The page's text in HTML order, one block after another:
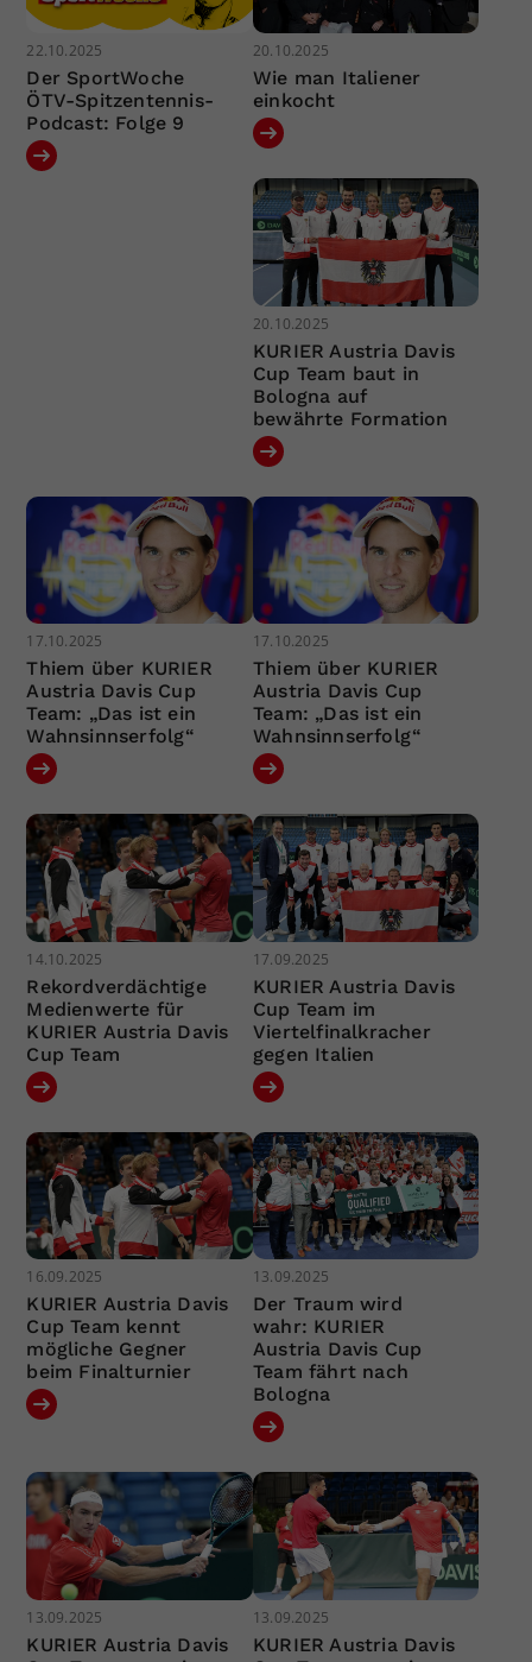
22.10.2025
Der SportWoche
ÖTV-Spitzentennis-
Podcast: Folge 9
20.10.2025
Wie man Italiener
einkocht
20.10.2025
KURIER Austria Davis
Cup Team baut in
Bologna auf
bewährte Formation
17.10.2025
Thiem über KURIER
Austria Davis Cup
Team: „Das ist ein
Wahnsinnserfolg“
17.10.2025
Thiem über KURIER
Austria Davis Cup
Team: „Das ist ein
Wahnsinnserfolg“
14.10.2025
Rekordverdächtige
Medienwerte für
KURIER Austria Davis
Cup Team
17.09.2025
KURIER Austria Davis
Cup Team im
Viertelfinalkracher
gegen Italien
16.09.2025
KURIER Austria Davis
Cup Team kennt
mögliche Gegner
beim Finalturnier
13.09.2025
Der Traum wird
wahr: KURIER
Austria Davis Cup
Team fährt nach
Bologna
13.09.2025
KURIER Austria Davis
13.09.2025
KURIER Austria Davis